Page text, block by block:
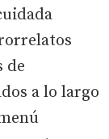
de
a lo largo